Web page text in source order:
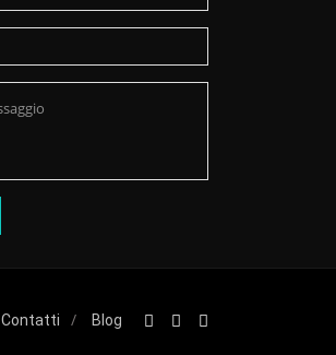
Contatti Blog